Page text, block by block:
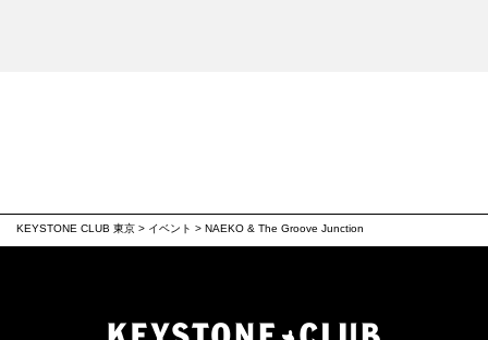
KEYSTONE CLUB 東京 > イベント > NAEKO & The Groove Junction